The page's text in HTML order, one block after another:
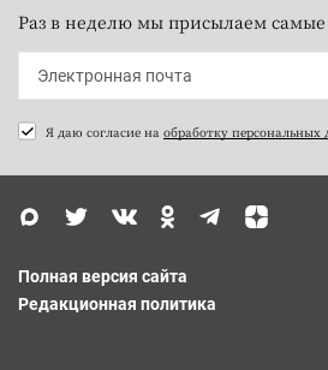
Раз в неделю мы присылаем
Я даю согласие на обработку персональных
Полная версия сайта
Редакционная политика